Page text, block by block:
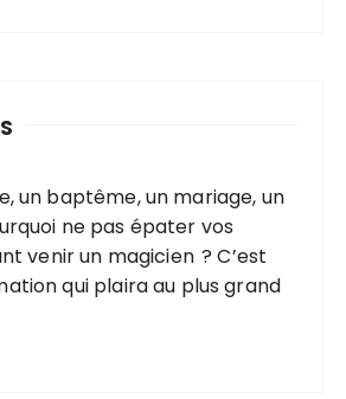
un baptême, un mariage, un
ne pas épater vos
venir un magicien ? C’est
qui plaira au plus grand